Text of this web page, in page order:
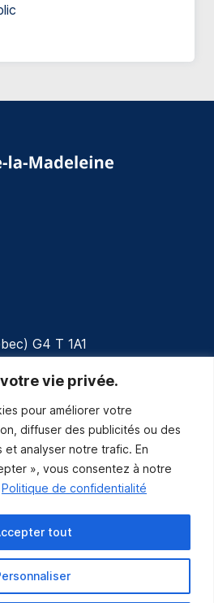
vie privée.
pour améliorer votre
diffuser des publicités ou des
et analyser notre trafic. En
», vous consentez à notre
Politique de confidentialité
tout
G4 T 1A1
pour toutes urgences.
recevoir les nouvelles
courriel.